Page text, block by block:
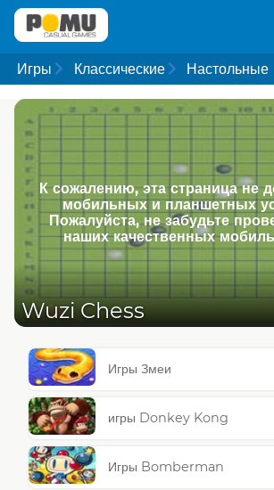
Игры Классические Настольные
К сожалению, эта страница не
мобильных и планшетных
Пожалуйста, не забудьте
наших качественных
Wuzi Chess
Игры Змеи
игры Donkey Kong
Игры Bomberman